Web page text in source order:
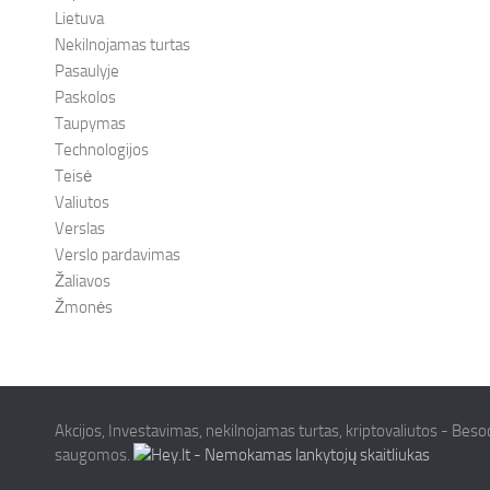
Lietuva
Nekilnojamas turtas
Pasaulyje
Paskolos
Taupymas
Technologijos
Teisė
Valiutos
Verslas
Verslo pardavimas
Žaliavos
Žmonės
Akcijos, Investavimas, nekilnojamas turtas, kriptovaliutos -
saugomos.